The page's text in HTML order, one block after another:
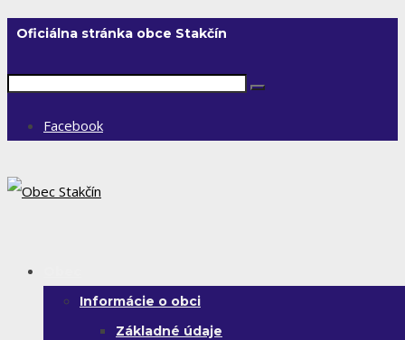
Oficiálna stránka obce Stakčín
Facebook
Informácie o obci
Základné údaje